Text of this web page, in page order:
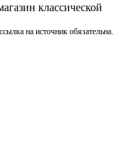
классической
на источник обязательна.